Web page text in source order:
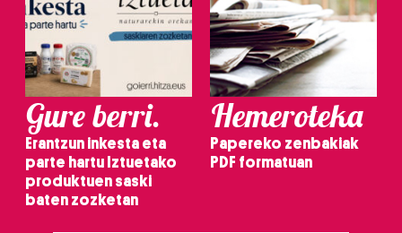
Gure berri.
Erantzun inkesta eta
parte hartu Iztuetako
produktuen saski
baten zozketan
Hemeroteka
Papereko zenbakiak
PDF formatuan